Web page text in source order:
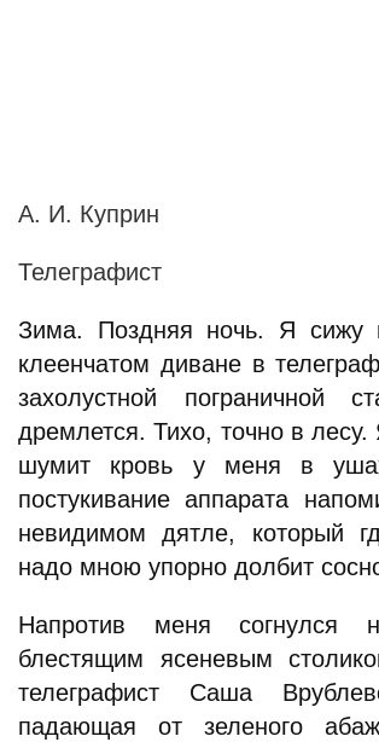
А. И. Куприн
Телеграфист
Зима. Поздняя ночь. Я сижу
клеенчатом диване в
захолустной пограничной
дремлется. Тихо, точно в
шумит кровь у меня в
постукивание аппарата
невидимом дятле, который
надо мною упорно долбит
Напротив меня согнулся
блестящим ясеневым
телеграфист Саша
падающая от зеленого